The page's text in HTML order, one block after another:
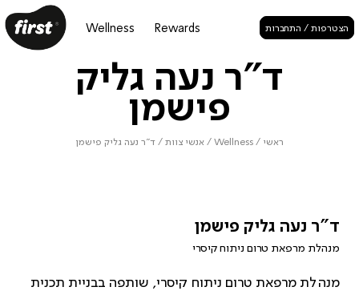
הצטרפות / התחברות Rewards
Wellness
ד"ר נעה גליק
פישמן
ראשי /
Wellness
/ אנשי צוות / ד"ר נעה גליק פישמן
ד"ר נעה גליק פישמן
מנהלת מרפאת טרום ניתוח קיסרי
מנהלת מרפאת טרום ניתוח קיסרי, שותפה בבניית תכנית